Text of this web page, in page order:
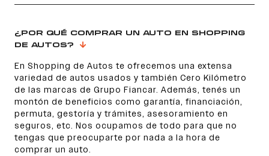
¿POR QUÉ COMPRAR UN AUTO EN SHOPPING
DE AUTOS?
En Shopping de Autos te ofrecemos una extensa
variedad de autos usados y también Cero Kilómetro
de las marcas de Grupo Fiancar. Además, tenés un
montón de beneficios como garantía, financiación,
permuta, gestoría y trámites, asesoramiento en
seguros, etc. Nos ocupamos de todo para que no
tengas que preocuparte por nada a la hora de
comprar un auto.